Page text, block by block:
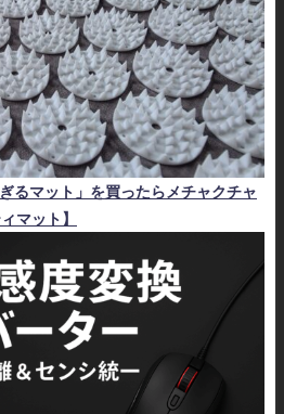
るマット」を買ったらメチャクチャ
マット】